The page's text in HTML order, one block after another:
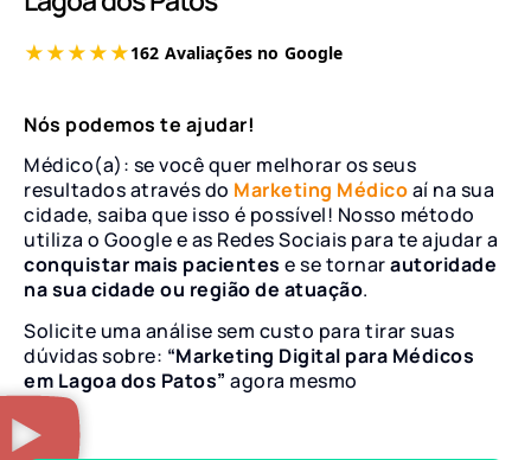
Nós podemos te ajudar!
Médico(a): se você quer melhorar os seus
resultados através do Marketing Médicoaí na sua
cidade, saiba que isso é possível! Nosso método
utiliza o Google e as Redes Sociais para te ajudar a
conquistar mais pacientes e se tornarautoridade
na sua cidade ou região de atuação.
Solicite uma análise sem custo para tirar suas
dúvidas sobre: “Marketing Digital para Médicos
em Lagoa dos Patos” agora mesmo